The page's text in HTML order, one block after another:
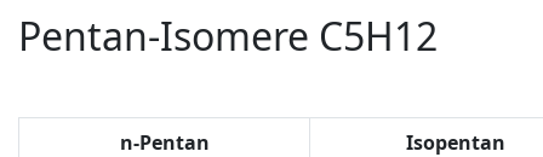
Pentan-Isomere C5H12
n-Pentan Isopentan